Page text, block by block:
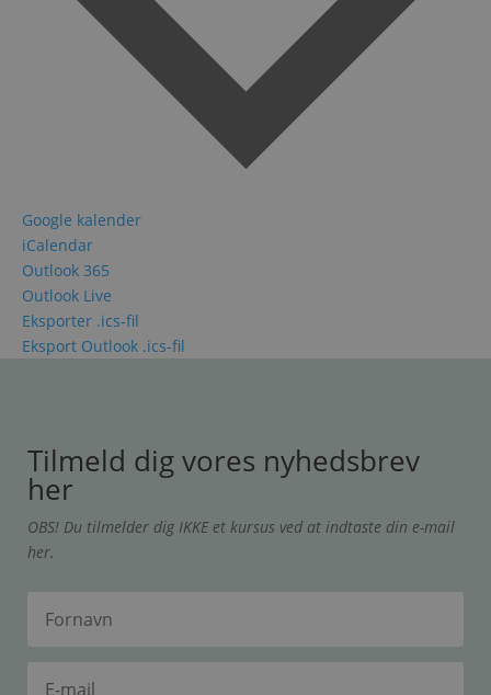
Google kalender
iCalendar
Outlook 365
Outlook Live
Eksporter .ics-fil
Eksport Outlook .ics-fil
Tilmeld dig vores nyhedsbrev
her
OBS! Du tilmelder dig IKKE et kursus ved at indtaste din e-mail
her.